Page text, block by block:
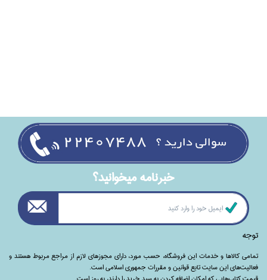
خبرنامه ميخوانيد؟
توجه
تمامی‌ کالاها و خدمات این فروشگاه، حسب مورد،‌ دارای مجوزهای لازم از مراجع مربوط هستند ‌و‌‌
فعالیت‌های این سایت تابع قوانین و مقررات جمهوری اسلامی است.